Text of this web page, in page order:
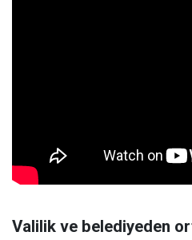
Valilik ve belediyeden